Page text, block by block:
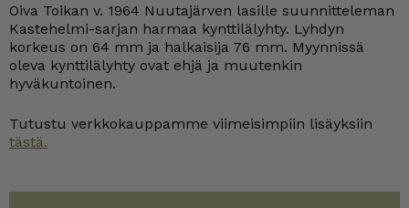
harmaa
määrä
Oiva Toikan v. 1964 Nuutajärven lasille suunnitteleman
Kastehelmi-sarjan harmaa kynttilälyhty. Lyhdyn
korkeus on 64 mm ja halkaisija 76 mm. Myynnissä
oleva kynttilälyhty ovat ehjä ja muutenkin
hyväkuntoinen.
Tutustu verkkokauppamme viimeisimpiin lisäyksiin
tästä.